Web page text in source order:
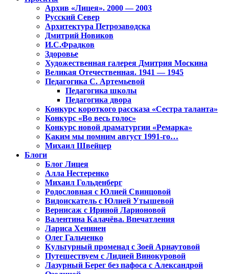
Архив «Лицея». 2000 — 2003
Русский Север
Архитектура Петрозаводска
Дмитрий Новиков
И.С.Фрадков
Здоровье
Художественная галерея Дмитрия Москина
Великая Отечественная. 1941 — 1945
Педагогика С. Артемьевой
Педагогика школы
Педагогика двора
Конкурс короткого рассказа «Сестра таланта»
Конкурс «Во весь голос»
Конкурс новой драматургии «Ремарка»
Каким мы помним август 1991-го…
Михаил Швейцер
Блоги
Блог Лицея
Алла Нестеренко
Михаил Гольденберг
Родословная с Юлией Свинцовой
Видоискатель с Юлией Утышевой
Вернисаж с Ириной Ларионовой
Валентина Калачёва. Впечатления
Лариса Хенинен
Олег Гальченко
Культурный променад с Зоей Арнаутовой
Путешествуем с Лидией Винокуровой
Лазурный Берег без пафоса с Александрой